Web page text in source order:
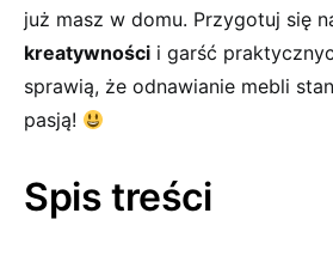
już masz w domu. Przygotuj się
kreatywności i garść
sprawią, że odnawianie mebli
pasją! ⁤
Spis treści